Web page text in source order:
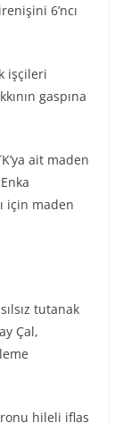
6’ncı
işçileri
gaspına
ait maden
için maden
tutanak
Çal,
hileli iflas